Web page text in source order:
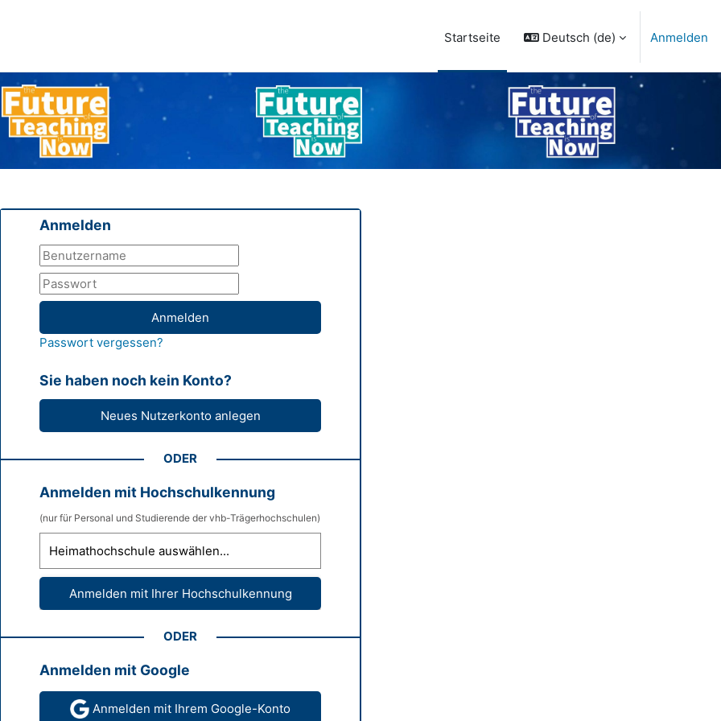
Startseite
Deutsch ‎(de)‎ Anmelden
Anmelden
Anmelden
Passwort vergessen?
Sie haben noch kein Konto?
ODER
Anmelden mit Hochschulkennung
(nur für Personal und Studierende der vhb-Trägerhochschulen)
ODER
Anmelden mit Google
Anmelden mit Ihrem Google-Konto